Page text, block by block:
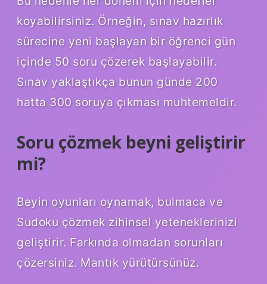
koyabilirsiniz. Örneğin, sınav hazırlık
sürecine yeni başlayan bir öğrenci gün
içinde 50 soru çözerek başlayabilir.
Sınav yaklaştıkça bunun günde 200
hatta 300 soruya çıkması muhtemeldir.
Soru çözmek beyni geliştirir
mi?
Beyin oyunları oynamak, bulmaca ve
Sudoku çözmek zihinsel yeteneklerinizi
geliştirir. Farkında olmadan sorunları
çözersiniz. Mantık yürütürsünüz.